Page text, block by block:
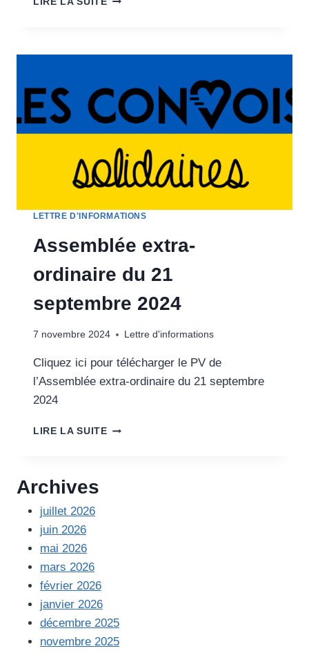
DES
UKRAINE
LETTRE D'INFORMATIONS
Assemblée extra-
ordinaire du 21
septembre 2024
7 novembre 2024 Lettre d'informations
Cliquez ici pour télécharger le PV de
l’Assemblée extra-ordinaire du 21 septembre
2024
LIRE LA SUITEASSEMBLÉE
Archives
juillet 2026
juin 2026
mai 2026
mars 2026
février 2026
janvier 2026
décembre 2025
novembre 2025